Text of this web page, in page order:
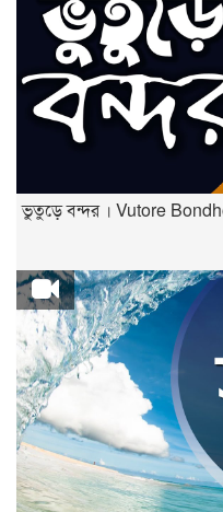
ভুতুড়ে বন্দর । Vutore